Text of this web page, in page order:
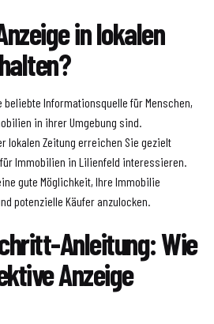
in lokalen
beliebte Informationsquelle für Menschen,
in ihrer Umgebung sind.
lokalen Zeitung erreichen Sie gezielt
Immobilien in Lilienfeld interessieren.
gute Möglichkeit, Ihre Immobilie
potenzielle Käufer anzulocken.
Anleitung: Wie
Anzeige